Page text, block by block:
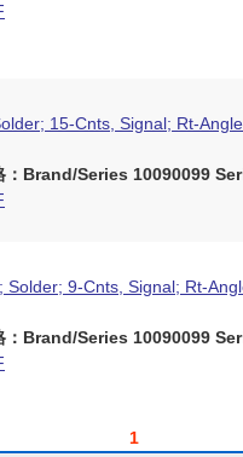
15-Cnts, Signal; Rt-
Brand/Series 10090099
Solder; 9-Cnts, Signal; Rt-
Brand/Series 10090099
1